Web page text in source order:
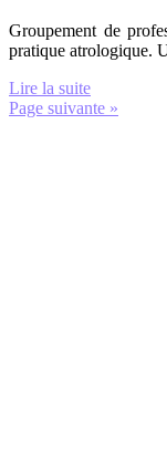
Groupement de
pratique
Lire la suite
Page suivante »